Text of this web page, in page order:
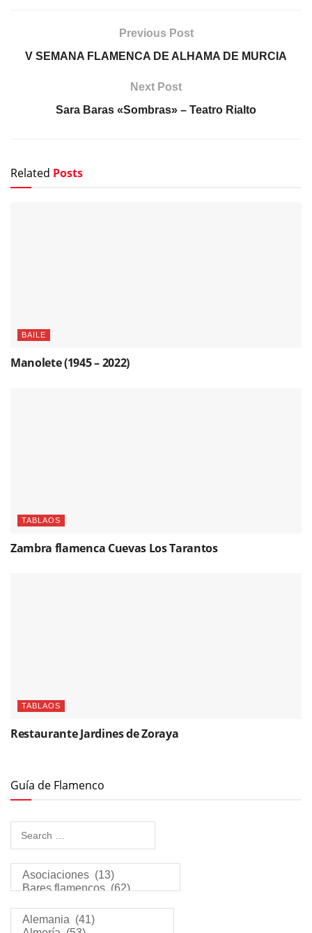
Previous Post
V SEMANA FLAMENCA DE ALHAMA DE MURCIA
Next Post
Sara Baras «Sombras» – Teatro Rialto
Related Posts
BAILE
Manolete (1945 – 2022)
TABLAOS
Zambra flamenca Cuevas Los Tarantos
TABLAOS
Restaurante Jardines de Zoraya
Guía de Flamenco